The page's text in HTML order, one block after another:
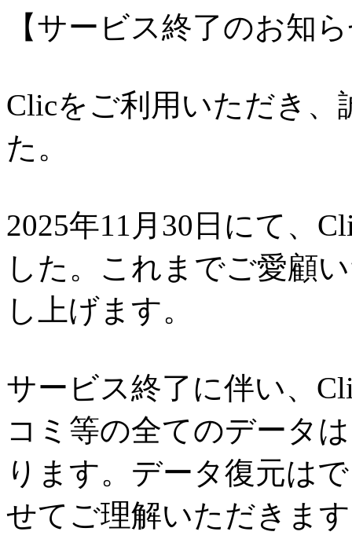
【サービス終了のお知
Clicをご利用いただき
た。
2025年11月30日にて、
した。これまでご愛顧
し上げます。
サービス終了に伴い、
コミ等の全てのデータ
ります。データ復元は
せてご理解いただきま